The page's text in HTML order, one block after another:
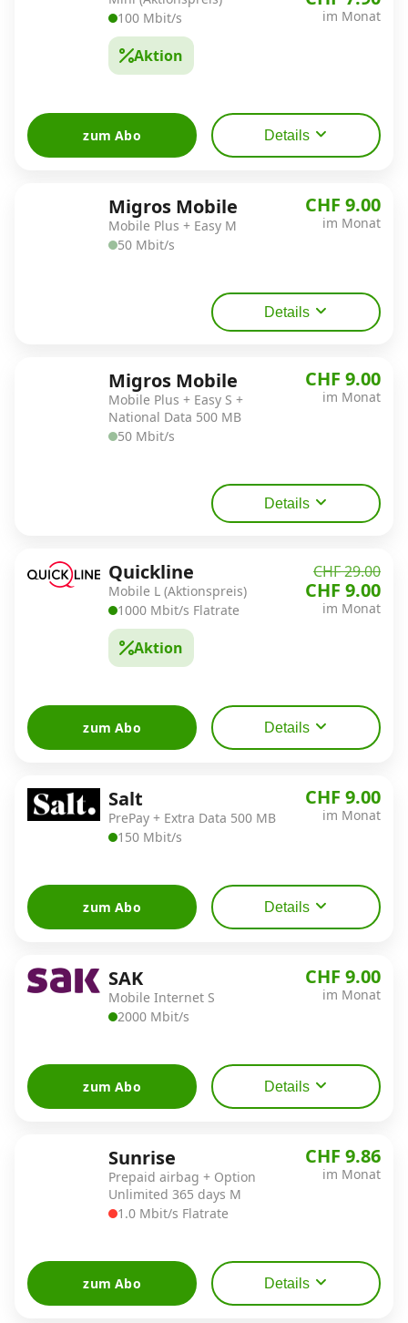
100 Mbit/s
Aktion
im Monat
zum Abo Details
Migros Mobile
Mobile Plus + Easy M
50 Mbit/s
CHF 9.00
im Monat
Details
Migros Mobile
Mobile Plus + Easy S +
National Data 500 MB
50 Mbit/s
CHF 9.00
im Monat
Details
Quickline
Mobile L (Aktionspreis)
1000 Mbit/s Flatrate
Aktion
CHF 29.00
CHF 9.00
im Monat
zum Abo Details
Salt
PrePay + Extra Data 500 MB
150 Mbit/s
CHF 9.00
im Monat
zum Abo Details
SAK
Mobile Internet S
2000 Mbit/s
CHF 9.00
im Monat
zum Abo Details
Sunrise
Prepaid airbag + Option
Unlimited 365 days M
1.0 Mbit/s Flatrate
CHF 9.86
im Monat
zum Abo Details